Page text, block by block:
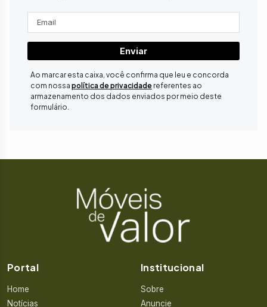
Enviar
Ao marcar esta caixa, você confirma que leu e concorda
com nossa política de privacidade referentes ao
armazenamento dos dados enviados por meio deste
formulário.
Portal
Home
Notícias
Institucional
Sobre
Anuncie